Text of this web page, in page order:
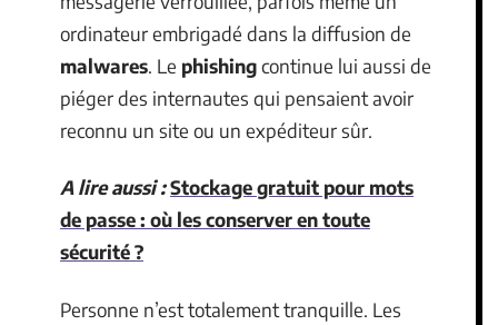
ordinateur embrigadé dans la diffusion de
malwares. Le phishingcontinue lui aussi de
piéger des internautes qui pensaient avoir
reconnu un site ou un expéditeur sûr.
A lire aussi :Stockage gratuit pour mots
de passe : où les conserver en toute
sécurité ?
Personne n’est totalement tranquille. Les